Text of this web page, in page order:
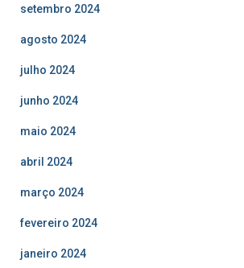
setembro 2024
agosto 2024
julho 2024
junho 2024
maio 2024
abril 2024
março 2024
fevereiro 2024
janeiro 2024